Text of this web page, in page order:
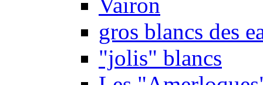
Vairon
gros blancs des
"jolis" blancs